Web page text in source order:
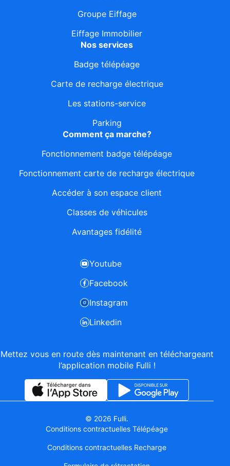
Mettez vous en route dès maintenant en téléchargeant
l’application mobile Fulli !
Groupe Eiffage
Eiffage Immobilier
Nos services
Badge télépéage
Carte de recharge électrique
Les stations-service
Parking
Comment ça marche?
Fonctionnement badge télépéage
Fonctionnement carte de recharge électrique
Accéder à son espace client
Classes de véhicules
Avantages fidélité
Youtube
Facebook
Instagram
Linkedin
© 2026 Fulli.
Conditions contractuelles Télépéage
Conditions contractuelles Recharge